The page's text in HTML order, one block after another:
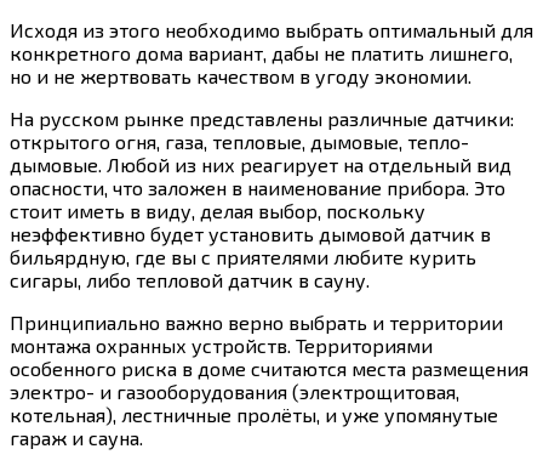
Исходя из этого необходимо выбрать оптимальный для
конкретного дома вариант, дабы не платить лишнего,
но и не жертвовать качеством в угоду экономии.
На русском рынке представлены различные датчики:
открытого огня, газа, тепловые, дымовые, тепло-
дымовые. Любой из них реагирует на отдельный вид
опасности, что заложен в наименование прибора. Это
стоит иметь в виду, делая выбор, поскольку
неэффективно будет установить дымовой датчик в
бильярдную, где вы с приятелями любите курить
сигары, либо тепловой датчик в сауну.
Принципиально важно верно выбрать и территории
монтажа охранных устройств. Территориями
особенного риска в доме считаются места размещения
электро- и газооборудования (электрощитовая,
котельная), лестничные пролёты, и уже упомянутые
гараж и сауна.